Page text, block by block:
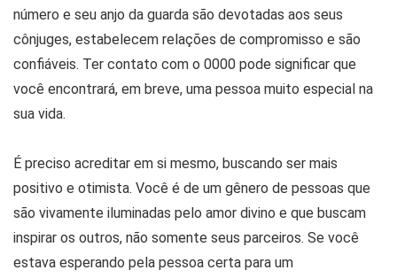
número e seu anjo da guarda são devotadas aos seus
cônjuges, estabelecem relações de compromisso e são
confiáveis. Ter contato com o 0000 pode significar que
você encontrará, em breve, uma pessoa muito especial na
sua vida.
É preciso acreditar em si mesmo, buscando ser mais
positivo e otimista. Você é de um gênero de pessoas que
são vivamente iluminadas pelo amor divino e que buscam
inspirar os outros, não somente seus parceiros. Se você
estava esperando pela pessoa certa para um